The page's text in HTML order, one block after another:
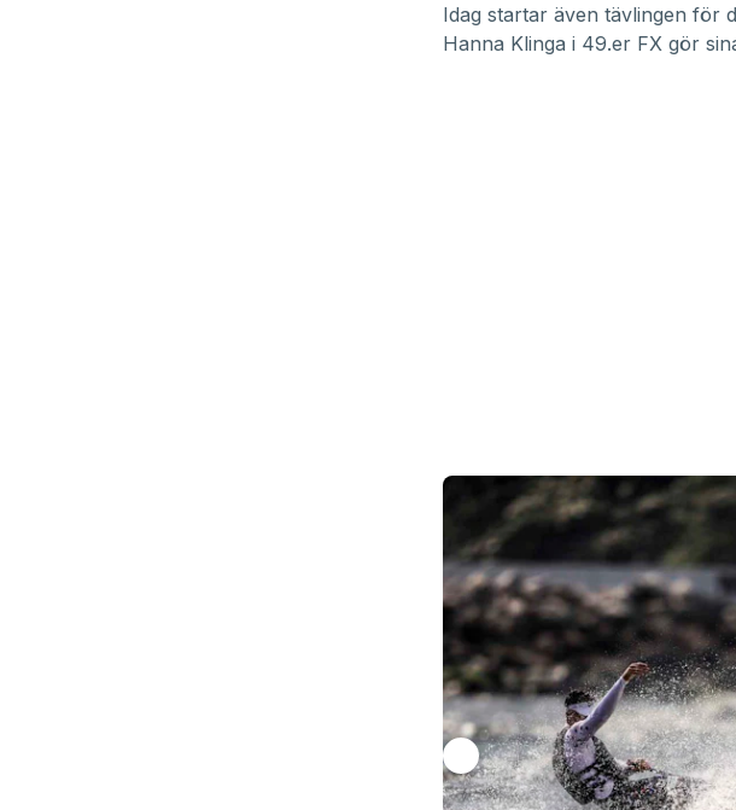
Idag startar även tävlingen för
Hanna Klinga i 49.er FX gör